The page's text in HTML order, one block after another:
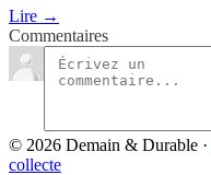
Lire →
Commentaires
© 2026 Demain & Durable ·
collecte